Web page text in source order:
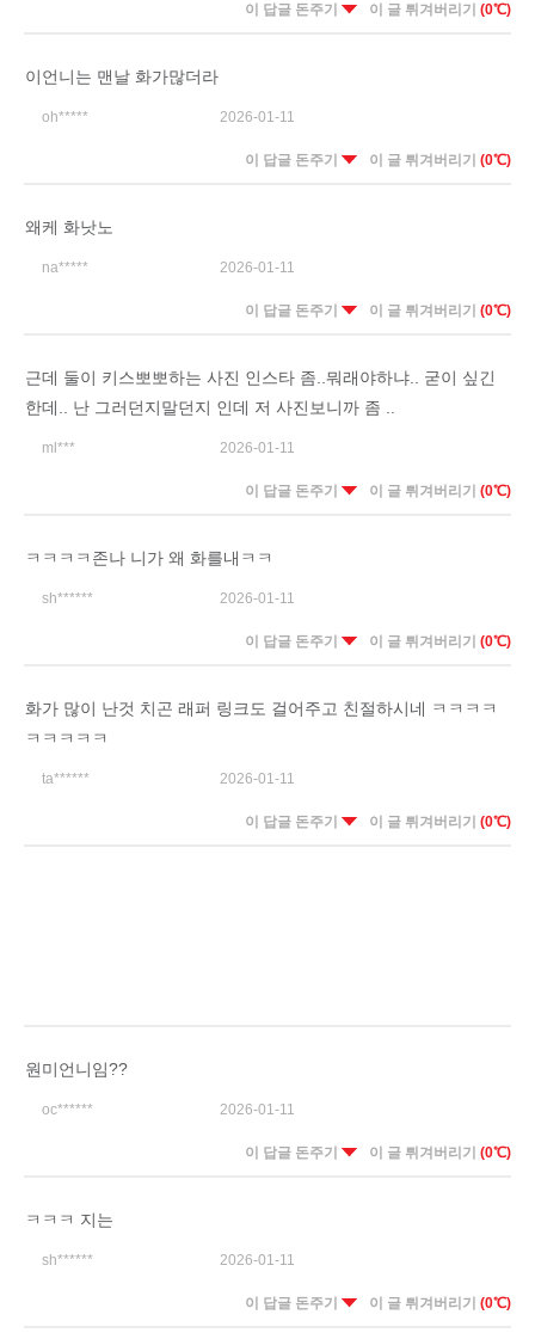
이 답글 돈주기 이 글 튀겨버리기 (0℃)
이언니는 맨날 화가많더라
oh***** 2026-01-11
이 답글 돈주기 이 글 튀겨버리기 (0℃)
왜케 화낫노
na***** 2026-01-11
이 답글 돈주기 이 글 튀겨버리기 (0℃)
근데 둘이 키스뽀뽀하는 사진 인스타 좀..뭐래야하냐.. 굳이 싶긴
한데.. 난 그러던지말던지 인데 저 사진보니까 좀 ..
ml*** 2026-01-11
이 답글 돈주기 이 글 튀겨버리기 (0℃)
ㅋㅋㅋㅋ존나 니가 왜 화를내ㅋㅋ
sh****** 2026-01-11
이 답글 돈주기 이 글 튀겨버리기 (0℃)
화가 많이 난것 치곤 래퍼 링크도 걸어주고 친절하시네 ㅋㅋㅋㅋ
ㅋㅋㅋㅋㅋ
ta****** 2026-01-11
이 답글 돈주기 이 글 튀겨버리기 (0℃)
원미언니임??
oc****** 2026-01-11
이 답글 돈주기 이 글 튀겨버리기 (0℃)
ㅋㅋㅋ 지는
sh****** 2026-01-11
이 답글 돈주기 이 글 튀겨버리기 (0℃)